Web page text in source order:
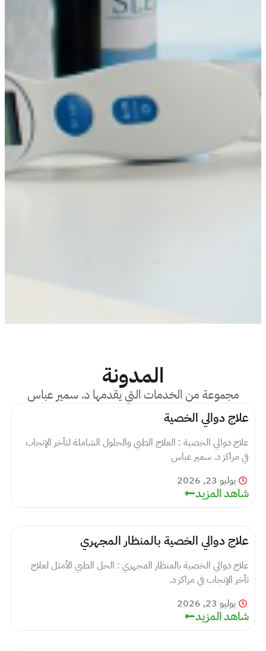
المدونة
مجموعة من الخدمات التي يقدمها د. سمير عباس
علاج دوالي الخصية
علاج دوالي الخصية : العلاج الطبي والحلول الشاملة لتأخر الإنجاب
في مراكز د. سمير عباس
يوليو 23, 2026
شاهد المزيد
علاج دوالي الخصية بالمنظار المجهري
علاج دوالي الخصية بالمنظار المجهري : الحل الطبي الأمثل لعلاج
تأخر الإنجاب في مراكز د.
يوليو 23, 2026
شاهد المزيد